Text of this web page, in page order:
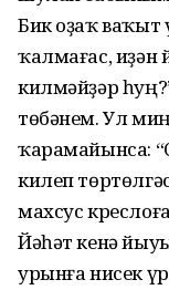
Бик оҙаҡ ваҡыт
ҡалмағас, иҙән
килмәйҙәр
төбәнем. Ул
ҡарамайынса:
килеп
махсус
Йәһәт кенә
урынға нисек